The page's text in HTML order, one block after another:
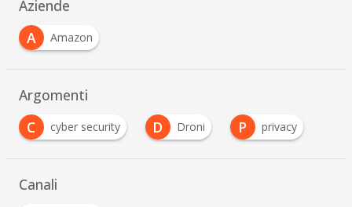
Aziende
A
Amazon
Argomenti
C
cyber security D Droni P privacy
Canali